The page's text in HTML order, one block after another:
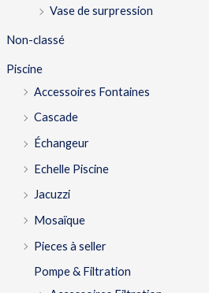
Vase de surpression
Non-classé
Piscine
Accessoires Fontaines
Cascade
Échangeur
Echelle Piscine
Jacuzzi
Mosaïque
Pieces à seller
Pompe & Filtration